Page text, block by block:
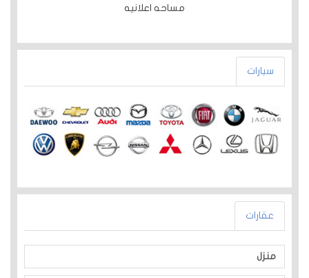
مساحه اعلانيه
سيارات
عقارات
منزل